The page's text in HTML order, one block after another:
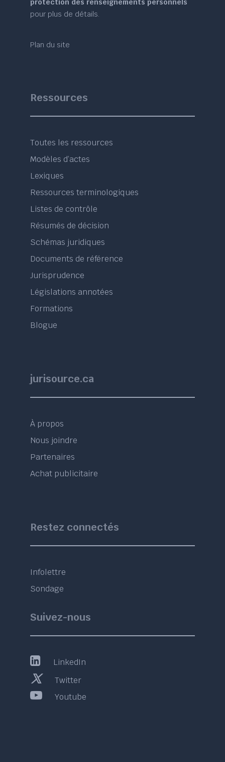
protection des renseignements personnels
pour plus de détails.
Plan du site
Ressources
Toutes les ressources
Modèles d’actes
Lexiques
Ressources terminologiques
Listes de contrôle
Résumés de décision
Schémas juridiques
Documents de référence
Jurisprudence
Législations annotées
Formations
Blogue
jurisource.ca
À propos
Nous joindre
Partenaires
Achat publicitaire
Restez connectés
Infolettre
Sondage
Suivez-nous
LinkedIn
Twitter
Youtube